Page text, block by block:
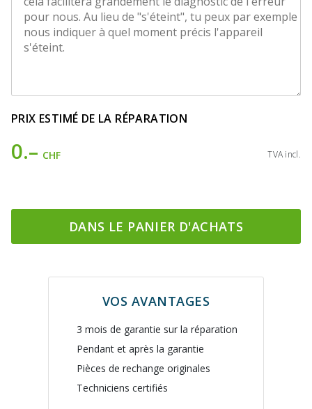
PRIX ESTIMÉ DE LA RÉPARATION
0.– CHF TVA incl.
DANS LE PANIER D'ACHATS
VOS AVANTAGES
3 mois de garantie sur la réparation
Pendant et après la garantie
Pièces de rechange originales
Techniciens certifiés